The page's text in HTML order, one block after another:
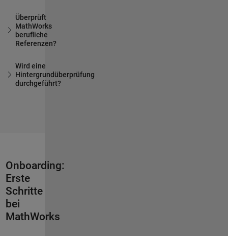
Überprüft
MathWorks
berufliche
Referenzen?
Wird eine
Hintergrundüberprüfung
durchgeführt?
Onboarding:
Erste
Schritte
bei
MathWorks